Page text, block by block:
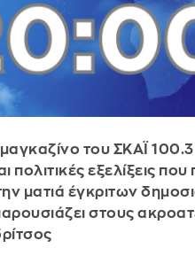
του ΣΚΑΪ 100.3
πολιτικές εξελίξεις
ματιά έγκριτων
στους